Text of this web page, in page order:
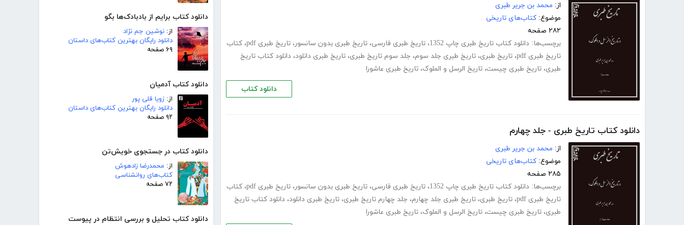
دانلود کتاب برایم از بادبادک‌ها بگو
از: نوشین جم نژاد
دانلود رایگان بهترین کتاب‌های داستان
۶۹ صفحه
دانلود کتاب آدمیان
از: زویا قلی پور
دانلود رایگان بهترین کتاب‌های داستان
۹۲ صفحه
دانلود کتاب در جستجوی خویش‌تن
از: محمدرضا زادهوش
کتاب‌های روانشناسی
۷۲ صفحه
دانلود کتاب تحلیل و بررسی انتظام در پیوست
از: محمد بن جریر طبری
موضوع: کتاب‌های تاریخی
۲۸۲ صفحه
برچسب‌ها: دانلود کتاب تاریخ طبری چاپ 1352 ، تاریخ طبری فارسی، تاریخ طبری بدون سانسور، تاریخ طبری pdf ، کتاب
تاریخ طبری pdf
، تاریخ طبری، تاریخ طبری جلد سوم، جلد سوم تاریخ طبری، تاریخ طبری دانلود، دانلود کتاب تاریخ
طبری، تاریخ طبری چیست، تاریخ الرسل و الملوک، تاریخ طبری عاشورا
دانلود کتاب
دانلود کتاب تاریخ طبری - جلد چهارم
از: محمد بن جریر طبری
موضوع: کتاب‌های تاریخی
۲۸۵ صفحه
برچسب‌ها: دانلود کتاب تاریخ طبری چاپ 1352 ، تاریخ طبری فارسی، تاریخ طبری بدون سانسور، تاریخ طبری pdf ، کتاب
تاریخ طبری pdf
، تاریخ طبری، تاریخ طبری جلد چهارم، جلد چهارم تاریخ طبری، تاریخ طبری دانلود، دانلود کتاب تاریخ
طبری، تاریخ طبری چیست، تاریخ الرسل و الملوک، تاریخ طبری عاشورا